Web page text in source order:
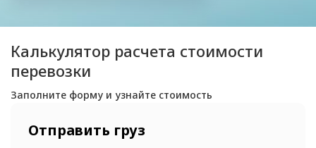
Калькулятор расчета стоимости
перевозки
Заполните форму и узнайте стоимость
Отправить груз